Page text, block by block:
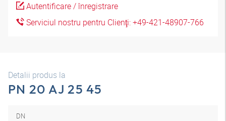
Autentificare / înregistrare
Serviciul nostru pentru Clienţi: +49-421-48907-766
Detalii produs la
PN 20 AJ 25 45
DN